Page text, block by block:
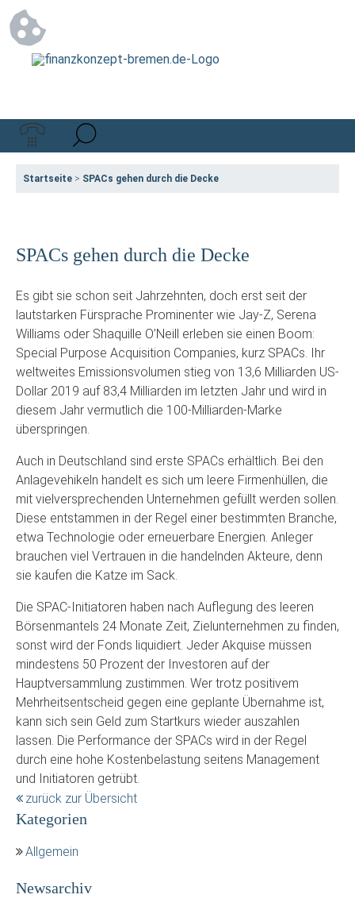
Startseite > SPACs gehen durch die Decke
SPACs gehen durch die Decke
Es gibt sie schon seit Jahrzehnten, doch erst seit der
lautstarken Fürsprache Prominenter wie Jay-Z, Serena
Williams oder Shaquille O’Neill erleben sie einen Boom:
Special Purpose Acquisition Companies, kurz SPACs. Ihr
weltweites Emissionsvolumen stieg von 13,6 Milliarden US-
Dollar 2019 auf 83,4 Milliarden im letzten Jahr und wird in
diesem Jahr vermutlich die 100-Milliarden-Marke
überspringen.
Auch in Deutschland sind erste SPACs erhältlich. Bei den
Anlagevehikeln handelt es sich um leere Firmenhüllen, die
mit vielversprechenden Unternehmen gefüllt werden sollen.
Diese entstammen in der Regel einer bestimmten Branche,
etwa Technologie oder erneuerbare Energien. Anleger
brauchen viel Vertrauen in die handelnden Akteure, denn
sie kaufen die Katze im Sack.
Die SPAC-Initiatoren haben nach Auflegung des leeren
Börsenmantels 24 Monate Zeit, Zielunternehmen zu finden,
sonst wird der Fonds liquidiert. Jeder Akquise müssen
mindestens 50 Prozent der Investoren auf der
Hauptversammlung zustimmen. Wer trotz positivem
Mehrheitsentscheid gegen eine geplante Übernahme ist,
kann sich sein Geld zum Startkurs wieder auszahlen
lassen. Die Performance der SPACs wird in der Regel
durch eine hohe Kostenbelastung seitens Management
und Initiatoren getrübt.
zurück zur Übersicht
Kategorien
Allgemein
Newsarchiv